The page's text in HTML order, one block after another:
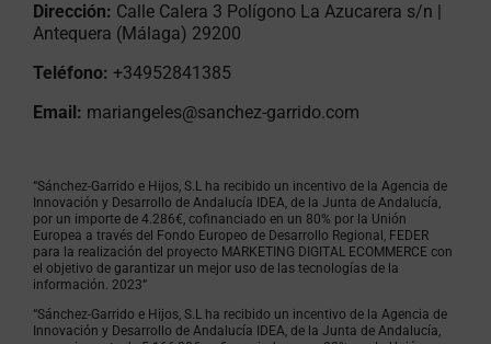
Dirección: Calle Calera 3 Polígono La Azucarera s/n |
Antequera (Málaga) 29200
Teléfono: +34952841385
Email: mariangeles@sanchez-garrido.com
“Sánchez-Garrido e Hijos, S.L ha recibido un incentivo de la Agencia de
Innovación y Desarrollo de Andalucía IDEA, de la Junta de Andalucía,
por un importe de 4.286€, cofinanciado en un 80% por la Unión
Europea a través del Fondo Europeo de Desarrollo Regional, FEDER
para la realización del proyecto MARKETING DIGITAL ECOMMERCE con
el objetivo de garantizar un mejor uso de las tecnologías de la
información. 2023”
“Sánchez-Garrido e Hijos, S.L ha recibido un incentivo de la Agencia de
Innovación y Desarrollo de Andalucía IDEA, de la Junta de Andalucía,